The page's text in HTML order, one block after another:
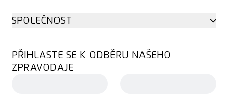
SPOLEČNOST
PŘIHLASTE SE K ODBĚRU NAŠEHO
ZPRAVODAJE